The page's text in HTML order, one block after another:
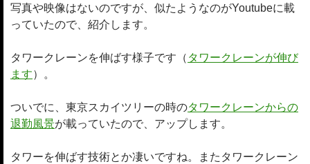
写真や映像はないのですが、似たようなのがYoutubeに載
っていたので、紹介します。
タワークレーンを伸ばす様子です（ タワークレーンが伸び
ます）。
ついでに、東京スカイツリーの時のタワークレーンからの
退勤風景が載っていたので、アップします。
タワーを伸ばす技術とか凄いですね。またタワークレーン